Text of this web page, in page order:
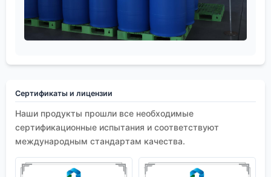
Сертификаты и лицензии
Наши продукты прошли все необходимые
сертификационные испытания и соответствуют
международным стандартам качества.